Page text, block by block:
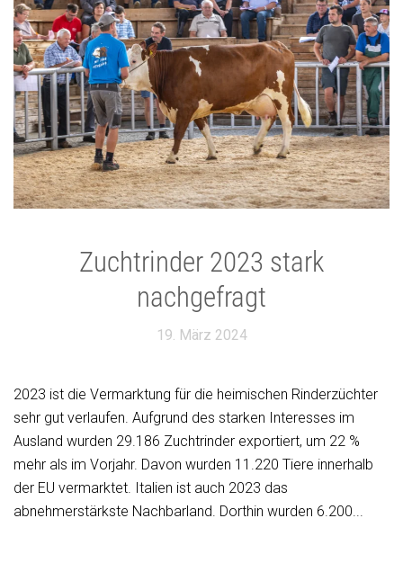
Zuchtrinder 2023 stark
nachgefragt
19. März 2024
2023 ist die Vermarktung für die heimischen Rinderzüchter
sehr gut verlaufen. Aufgrund des starken Interesses im
Ausland wurden 29.186 Zuchtrinder exportiert, um 22 %
mehr als im Vorjahr. Davon wurden 11.220 Tiere innerhalb
der EU vermarktet. Italien ist auch 2023 das
abnehmerstärkste Nachbarland. Dorthin wurden 6.200...